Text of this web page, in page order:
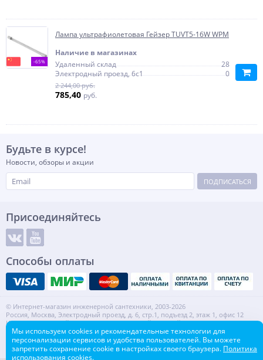
-65%
Лампа ультрафиолетовая Гейзер TUVT5-16W WPM
Наличие в магазинах
Удаленный склад
28
Электродный проезд, 6с1
0
2 244,00 руб.
785,40 руб.
Будьте в курсе!
Новости, обзоры и акции
ПОДПИСАТЬСЯ
Присоединяйтесь
Способы оплаты
© Интернет-магазин инженерной сантехники, 2003-2026
Россия, Москва, Электродный проезд, д. 6, стр.1, подъезд 2, этаж 1, офис 12
Информация на сайте не является публичной офертой.
ИНН: 7720553918 КПП: 772001001
Контакты Карта сайта
Мы используем cookies и рекомендательные технологии для
персонализации сервисов и удобства пользователей. Вы можете
запретить сохранение cookie в настройках своего браузера. Политика
использования cookies.